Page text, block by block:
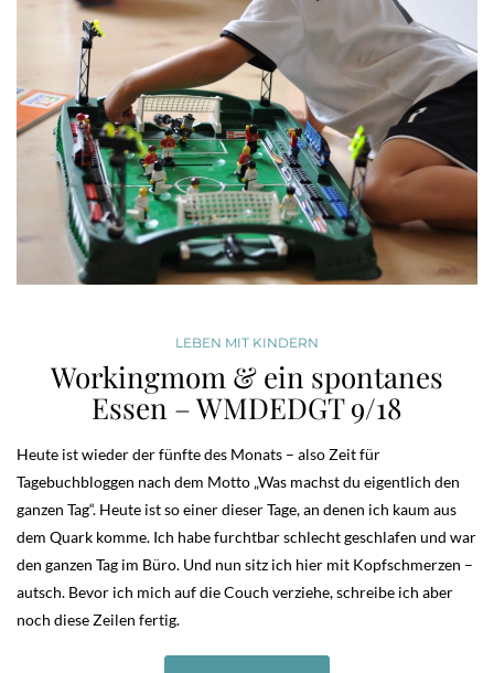
LEBEN MIT KINDERN
Workingmom & ein spontanes
Essen – WMDEDGT 9/18
Heute ist wieder der fünfte des Monats – also Zeit für
Tagebuchbloggen nach dem Motto „Was machst du eigentlich den
ganzen Tag“. Heute ist so einer dieser Tage, an denen ich kaum aus
dem Quark komme. Ich habe furchtbar schlecht geschlafen und war
den ganzen Tag im Büro. Und nun sitz ich hier mit Kopfschmerzen –
autsch. Bevor ich mich auf die Couch verziehe, schreibe ich aber
noch diese Zeilen fertig.